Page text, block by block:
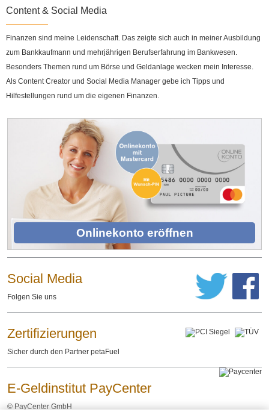
Content & Social Media
Finanzen sind meine Leidenschaft. Das zeigte sich auch in meiner Ausbildung
zum Bankkaufmann und mehrjährigen Berufserfahrung im Bankwesen.
Besonders Themen rund um Börse und Geldanlage wecken mein Interesse.
Als Content Creator und Social Media Manager gebe ich Tipps und
Hilfestellungen rund um die eigenen Finanzen.
Onlinekonto eröffnen
Social Media
Folgen Sie uns
Zertifizierungen
Sicher durch den Partner petaFuel
E-Geldinstitut PayCenter
© PayCenter GmbH